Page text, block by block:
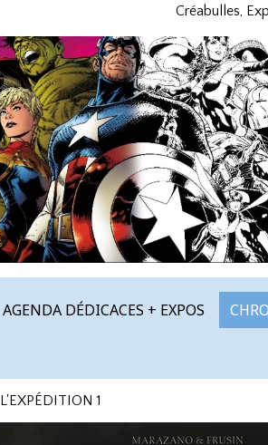
Créabulles,
AGENDA DÉDICACES + EXPOS
L'EXPÉDITION 1